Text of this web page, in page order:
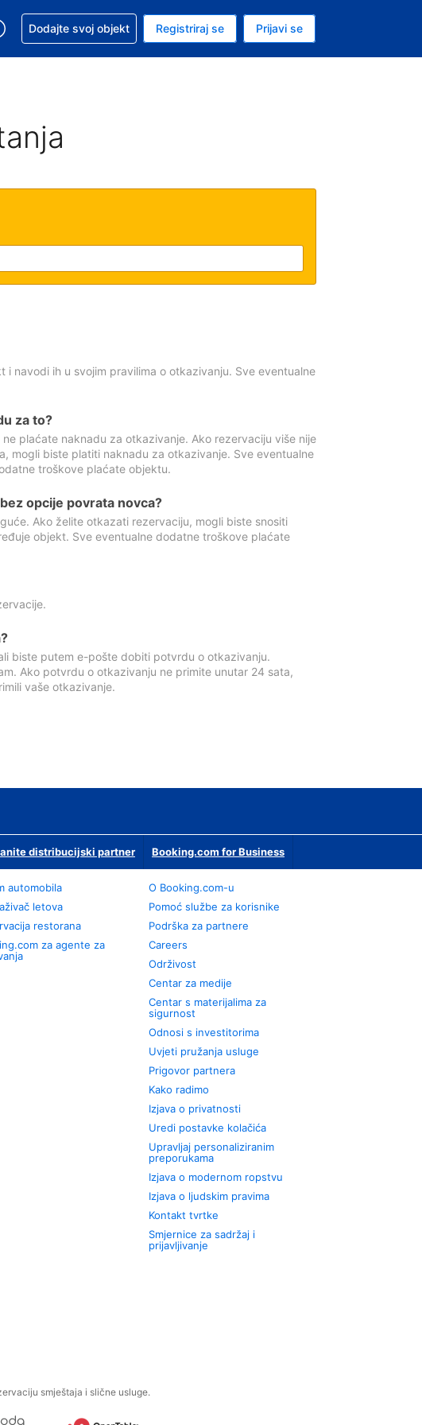
je trenutačna valuta Američki dolar
svoj jezik. Vaš je trenutačni jezik Hrvatskom
Zatražite pomoć sa svojom rezervacijom
Dodajte svoj objekt Registriraj se Prijavi se
navodi ih u svojim pravilima o otkazivanju. Sve eventualne
za to?
plaćate naknadu za otkazivanje. Ako rezervaciju više nije
mogli biste platiti naknadu za otkazivanje. Sve eventualne
troškove plaćate objektu.
opcije povrata novca?
Ako želite otkazati rezervaciju, mogli biste snositi
objekt. Sve eventualne dodatne troškove plaćate
biste putem e-pošte dobiti potvrdu o otkazivanju.
Ako potvrdu o otkazivanju ne primite unutar 24 sata,
vaše otkazivanje.
distribucijski partner Booking.com for Business
automobila
letova
restorana
za agente za
O Booking.com-u
Pomoć službe za korisnike
Podrška za partnere
Careers
Održivost
Centar za medije
Centar s materijalima za
sigurnost
Odnosi s investitorima
Uvjeti pružanja usluge
Prigovor partnera
Kako radimo
Izjava o privatnosti
Uredi postavke kolačića
Upravljaj personaliziranim
preporukama
Izjava o modernom ropstvu
Izjava o ljudskim pravima
Kontakt tvrtke
Smjernice za sadržaj i
prijavljivanje
smještaja i slične usluge.